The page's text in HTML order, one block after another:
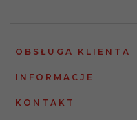
OBSŁUGA KLIENTA
INFORMACJE
KONTAKT